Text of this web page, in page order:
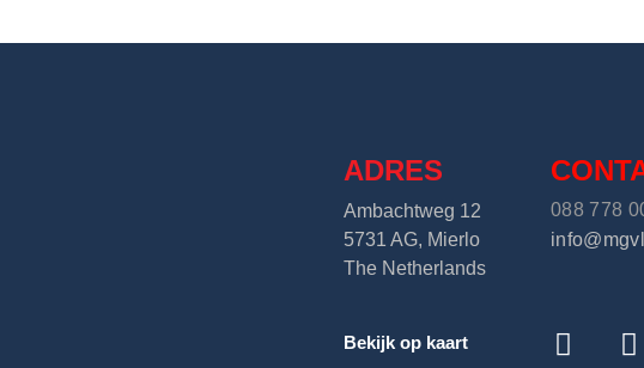
ADRES
Ambachtweg 12
5731 AG, Mierlo
The Netherlands
Bekijk op kaart
088 778